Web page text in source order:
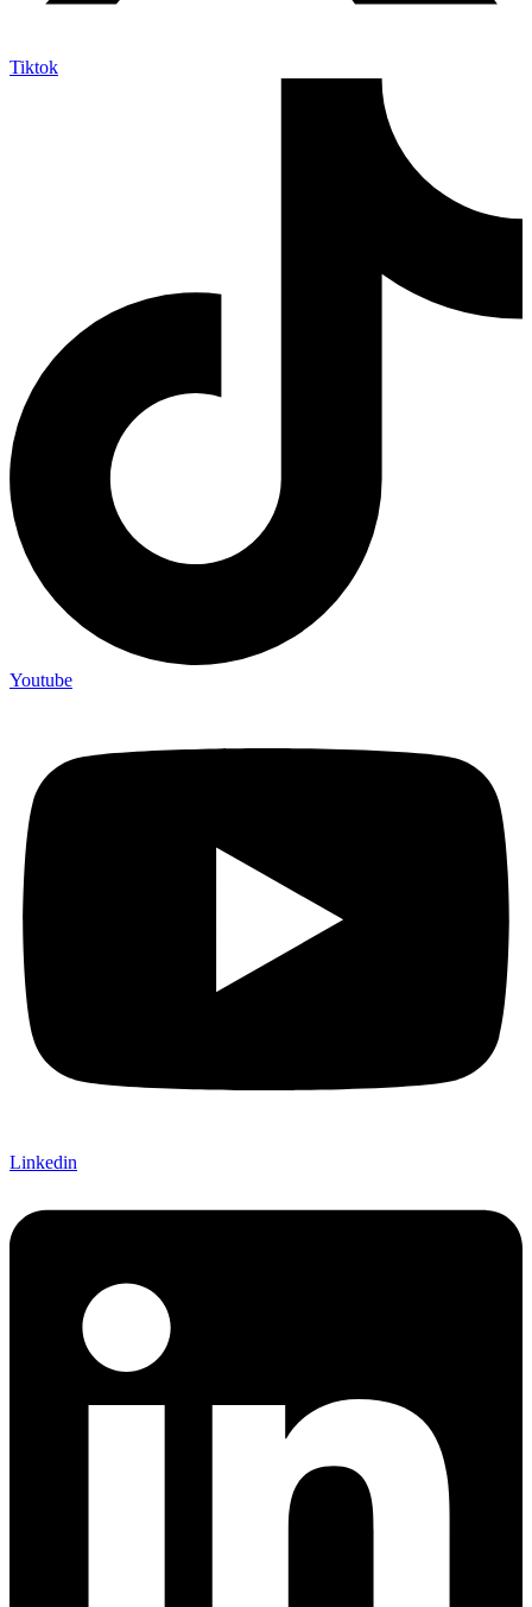
Tiktok
Youtube
Linkedin